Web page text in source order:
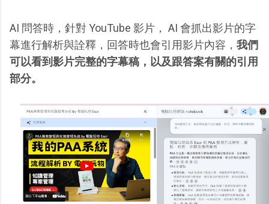
AI 問答時，針對 YouTube 影片， AI 會抓出影片的字
幕進行解析與詮釋，回答時也會引用影片內容， 我們
可以看到影片完整的字幕稿，以及跟答案有關的引用
部分。